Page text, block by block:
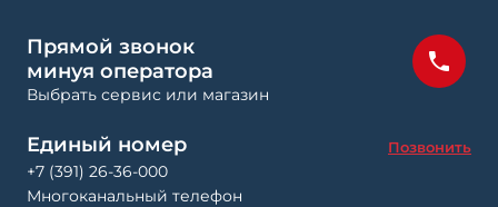
Прямой звонок
минуя оператора
Выбрать сервис или магазин
Единый номер Позвонить
+7 (391) 26-36-000
Многоканальный телефон